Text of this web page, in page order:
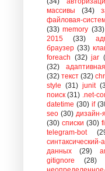
массивы
(34)
файловая-
(33) memory (33)
2015
(33)
браузер (33)
foreach (32) jar
(32)
(32) текст (32)
style (31) junit
поиск (31) .net-
datetime (30) if
seo (30) дизайн-
(30) списки (30)
telegram-bot
синтаксический-
данных
(29)
gitignore
(28)